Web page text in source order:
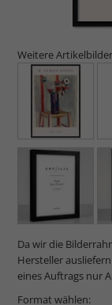
Weitere
Da wir die
Hersteller
eines Auftrags nur
Format wählen: